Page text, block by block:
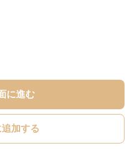
に進む
加する